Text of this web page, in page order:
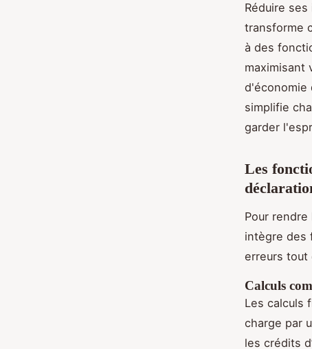
Réduire
transforme
à des
maximisant
d'économie
simplifie
garder
Les
Pour rendre
intègre des
erreurs tout
Calculs
Les calculs
charge par
les crédits